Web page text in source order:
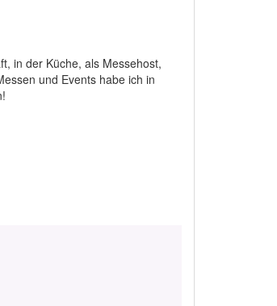
in der Küche, als Messehost,
und Events habe ich in